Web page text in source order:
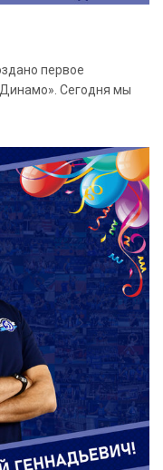
первое
Сегодня мы